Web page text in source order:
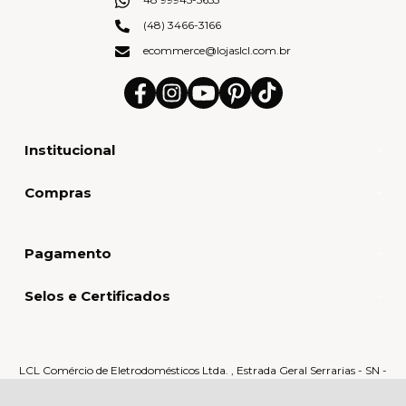
Institucional
Compras
(48) 3466-3166
ecommerce@lojaslcl.com.br
Pagamento
Selos e Certificados
LCL Comércio de Eletrodomésticos Ltda. , Estrada Geral Serrarias - SN -
Serrarias - 88870-000 - Orleans - SC